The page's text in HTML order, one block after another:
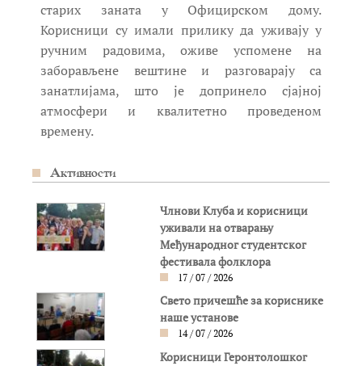
старих заната у Официрском дому.
Корисници су имали прилику да уживају у
ручним радовима, оживе успомене на
заборављене вештине и разговарају са
занатлијама, што је допринело сјајној
атмосфери и квалитетно проведеном
времену.
Активности
Члнови Клуба и корисници
уживали на отварању
Међународног студентског
фестивала фолклора
17 / 07 / 2026
Свето причешће за кориснике
наше установе
14 / 07 / 2026
Корисници Геронтолошког